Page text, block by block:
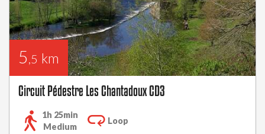
5,5 km
Circuit Pédestre Les Chantadoux CD3
1h 25min
Medium
Loop